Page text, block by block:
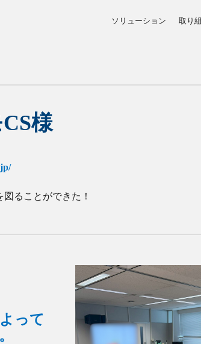
ソリューション 取り
様
ることができた！
って
。